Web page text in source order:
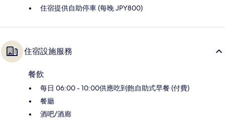
住宿提供自助停車 (每晚 JPY800)
住宿設施服務
餐飲
每日 06:00 - 10:00供應吃到飽自助式早餐 (付費)
餐廳
酒吧/酒廊